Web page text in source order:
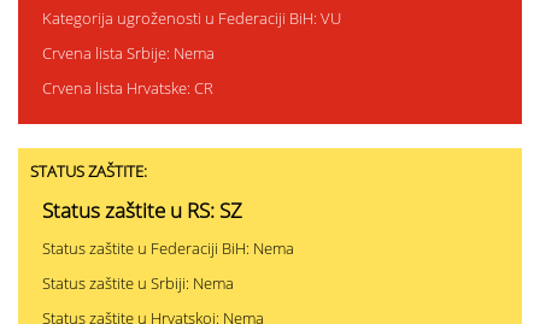
Kategorija ugroženosti u Federaciji BiH: VU
Crvena lista Srbije: Nema
Crvena lista Hrvatske: CR
STATUS ZAŠTITE:
Status zaštite u RS: SZ
Status zaštite u Federaciji BiH: Nema
Status zaštite u Srbiji: Nema
Status zaštite u Hrvatskoj: Nema